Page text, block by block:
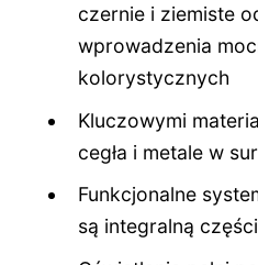
czernie i ziemiste
wprowadzenia
kolorystycznych
Kluczowymi
cegła i metale w
Funkcjonalne
są integralną